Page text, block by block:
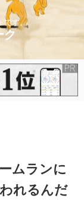
です。
ク
ムランに
れるんだ